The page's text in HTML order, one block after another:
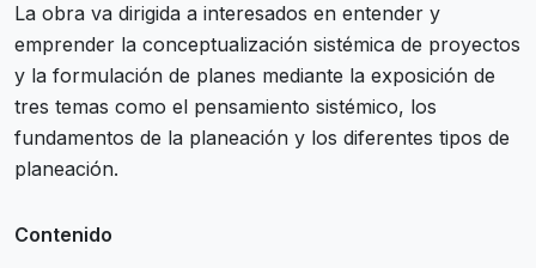
La obra va dirigida a interesados en entender y
emprender la conceptualización sistémica de proyectos
y la formulación de planes mediante la exposición de
tres temas como el pensamiento sistémico, los
fundamentos de la planeación y los diferentes tipos de
planeación.
Contenido